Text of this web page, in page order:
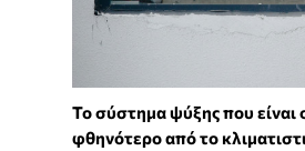
Το σύστημα ψύξης που είναι
φθηνότερο από το